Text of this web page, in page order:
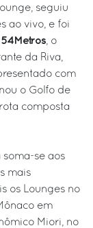
seguiu
ao vivo, e foi
54Metros , o
da Riva,
com
o Golfo de
composta
soma-se aos
mais
os Lounges no
em
Miori, no